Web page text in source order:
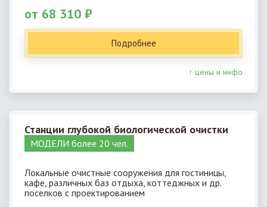
от 68 310 ₽
Подробнее
↑ цены и инфо
Станции глубокой биологической очистки
МОДЕЛИ более 20 чел.
Локальные очистные сооружения для гостиницы,
кафе, различных баз отдыха, коттеджных и др.
поселков с проектированием